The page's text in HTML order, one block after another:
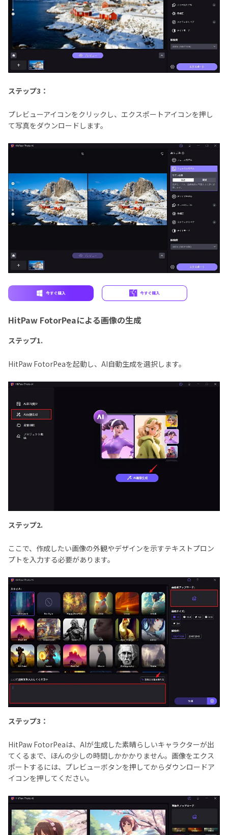
ステップ3：
プレビューアイコンをクリックし、エクスポートアイコンを押し
て写真をダウンロードします。
HitPaw FotorPeaによる画像の生成
ステップ1.
HitPaw FotorPeaを起動し、AI自動生成を選択します。
ステップ2.
ここで、作成したい画像の外観やデザインを示すテキストプロン
プトを入力する必要があります。
ステップ3：
HitPaw FotorPeaは、AIが生成した素晴らしいキャラクターが出
てくるまで、ほんの少しの時間しかかかりません。画像をエクス
ポートするには、プレビューボタンを押してからダウンロードア
イコンを押してください。